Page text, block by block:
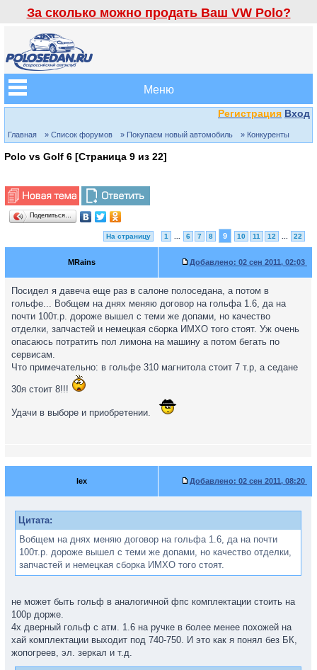
За сколько можно продать Ваш VW Polo?
Меню
Регистрация Вход
Главная » Список форумов » Покупаем новый автомобиль » Конкуренты
Polo vs Golf 6 [Страница 9 из 22]
Поделиться…
На страницу 1 6 7 8 9 10 11 12 22
MRains Добавлено: 02 сен 2011, 02:03
Посидел я давеча еще раз в салоне полоседана, а потом в
гольфе... Вобщем на днях меняю договор на гольфа 1.6, да на
почти 100т.р. дороже вышел с теми же допами, но качество
отделки, запчастей и немецкая сборка ИМХО того стоят. Уж очень
опасаюсь потратить пол лимона на машину а потом бегать по
сервисам.
Что примечательно: в гольфе 310 магнитола стоит 7 т.р, а седане
30я стоит 8!!!
Удачи в выборе и приобретении.
lex Добавлено: 02 сен 2011, 08:20
Цитата:
Вобщем на днях меняю договор на гольфа 1.6, да на почти
100т.р. дороже вышел с теми же допами, но качество отделки,
запчастей и немецкая сборка ИМХО того стоят.
не может быть гольф в аналогичной фпс комплектации стоить на
100р дорже.
4х дверный гольф с атм. 1.6 на ручке в более менее похожей на
хай комплектации выходит под 740-750. И это как я понял без БК,
жопогреев, эл. зеркал и т.д.